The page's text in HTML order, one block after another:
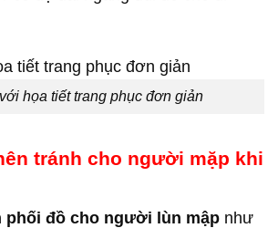
họa tiết trang phục đơn giản
tránh cho người mặp khi
phối đồ cho người lùn mập như